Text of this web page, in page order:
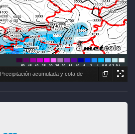
Precipitación acumulada y cota de